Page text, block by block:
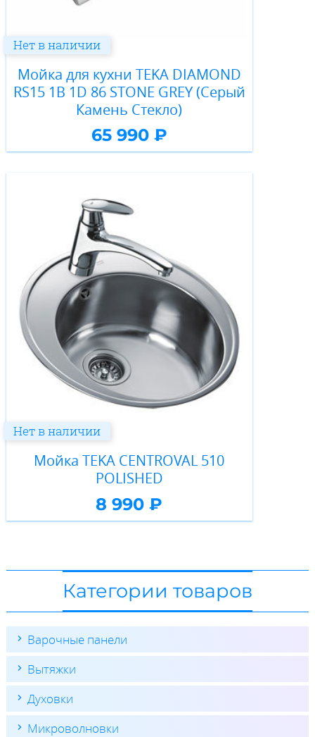
Мойка для кухни TEKA DIAMOND
RS15 1B 1D 86 STONE GREY (Серый
Камень Стекло)
65 990 ₽
Нет в наличии
Мойка TEKA CENTROVAL 510
POLISHED
8 990 ₽
Нет в наличии
Категории товаров
Варочные панели
Вытяжки
Духовки
Микроволновки